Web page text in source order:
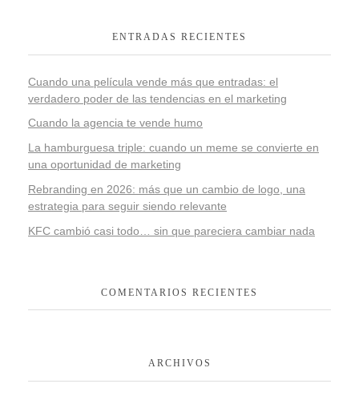
ENTRADAS RECIENTES
Cuando una película vende más que entradas: el
verdadero poder de las tendencias en el marketing
Cuando la agencia te vende humo
La hamburguesa triple: cuando un meme se convierte en
una oportunidad de marketing
Rebranding en 2026: más que un cambio de logo, una
estrategia para seguir siendo relevante
KFC cambió casi todo… sin que pareciera cambiar nada
COMENTARIOS RECIENTES
ARCHIVOS